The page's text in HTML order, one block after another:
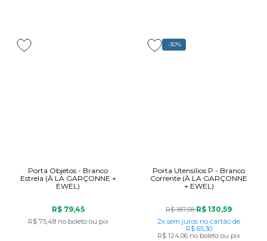
Porta Objetos - Branco
Estrela (À LA GARÇONNE +
EWEL)
R$ 79,45
R$ 75,48 no boleto ou pix
-30%
Porta Utensílios P - Branco
Corrente (À LA GARÇONNE
+ EWEL)
R$ 187,58R$ 130,59
2x sem juros no cartão de
R$ 65,30
R$ 124,06 no boleto ou pix